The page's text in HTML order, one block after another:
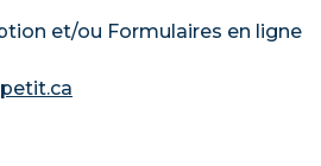
et/ou Formulaires en ligne